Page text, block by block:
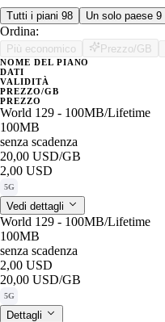
Tutti i piani 98 Un solo paese 9
Ordina:
Più economico Prezzo/GB
NOME DEL PIANO
DATI
VALIDITÀ
PREZZO/GB
PREZZO
World 129 - 100MB/Lifetime
100MB
senza scadenza
20,00 USD/GB
2,00 USD
5G
Vedi dettagli
World 129 - 100MB/Lifetime
100MB
senza scadenza
2,00 USD
20,00 USD/GB
5G
Dettagli